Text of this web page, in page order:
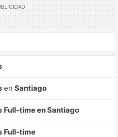
en Santiago
Full-time en Santiago
Full-time